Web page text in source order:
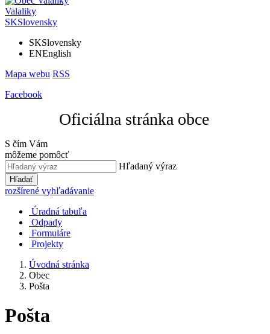
Valaliky
SKSlovensky
SKSlovensky
ENEnglish
Mapa webu RSS
Facebook
Oficiálna stránka obce
S čím Vám
môžeme pomôcť
Hľadaný výraz
Hľadať
rozšírené vyhľadávanie
Úradná tabuľa
Odpady
Formuláre
Projekty
Úvodná stránka
Obec
Pošta
Pošta